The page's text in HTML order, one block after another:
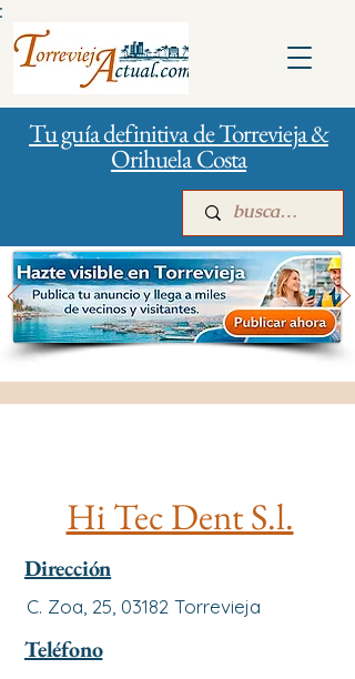
Tu guía definitiva de Torrevieja &
Orihuela Costa
Inicio Publicidad
Hi Tec Dent S.l.
Dirección
C. Zoa, 25, 03182 Torrevieja
Teléfono